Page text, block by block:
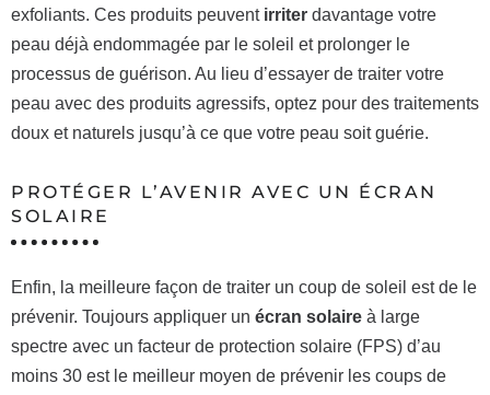
exfoliants. Ces produits peuvent irriter davantage votre
peau déjà endommagée par le soleil et prolonger le
processus de guérison. Au lieu d’essayer de traiter votre
peau avec des produits agressifs, optez pour des traitements
doux et naturels jusqu’à ce que votre peau soit guérie.
PROTÉGER L’AVENIR AVEC UN ÉCRAN
SOLAIRE
Enfin, la meilleure façon de traiter un coup de soleil est de le
prévenir. Toujours appliquer un écran solaire à large
spectre avec un facteur de protection solaire (FPS) d’au
moins 30 est le meilleur moyen de prévenir les coups de